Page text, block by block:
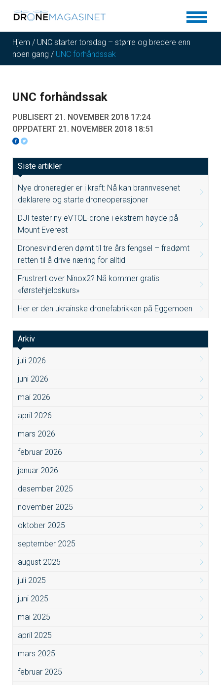
Hjem / UNC starter torsdag – større og bredere enn
noen gang / UNC forhåndssak
UNC forhåndssak
PUBLISERT 21. NOVEMBER 2018 17:24
OPPDATERT 21. NOVEMBER 2018 18:51
Siste artikler
Nye droneregler er i kraft: Nå kan brannvesenet
deklarere og starte droneoperasjoner
DJI tester ny eVTOL-drone i ekstrem høyde på
Mount Everest
Dronesvindleren dømt til tre års fengsel – fradømt
retten til å drive næring for alltid
Frustrert over Ninox2? Nå kommer gratis
«førstehjelpskurs»
Her er den ukrainske dronefabrikken på Eggemoen
Arkiv
juli 2026
juni 2026
mai 2026
april 2026
mars 2026
februar 2026
januar 2026
desember 2025
november 2025
oktober 2025
september 2025
august 2025
juli 2025
juni 2025
mai 2025
april 2025
mars 2025
februar 2025